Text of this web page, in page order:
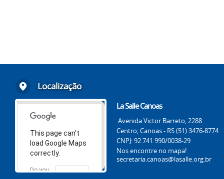
Localização
This page can't
load Google Maps
correctly.
Do you
OK
La Salle Canoas
Avenida Victor Barreto, 2288
Centro, Canoas - RS (51) 3476-8774
CNPJ: 92.741.990/0038-29
Nos encontre no mapa!
secretaria.canoas@lasalle.org.br